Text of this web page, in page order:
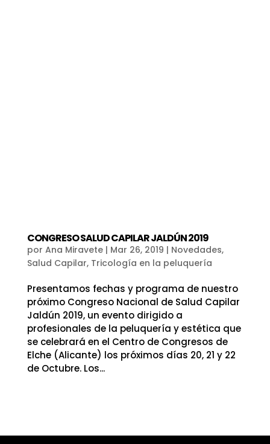
CONGRESO SALUD CAPILAR JALDÚN 2019
por Ana Miravete| Mar 26, 2019 | Novedades,
Salud Capilar, Tricología en la peluquería
Presentamos fechas y programa de nuestro
próximo Congreso Nacional de Salud Capilar
Jaldún 2019, un evento dirigido a
profesionales de la peluquería y estética que
se celebrará en el Centro de Congresos de
Elche (Alicante) los próximos días 20, 21 y 22
de Octubre. Los...